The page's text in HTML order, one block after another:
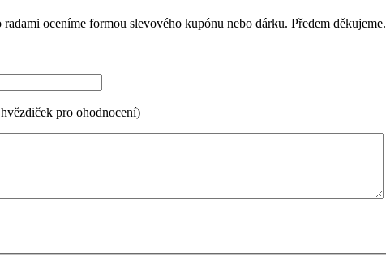
oceníme formou slevového kupónu nebo dárku. Předem děkujeme.
pro ohodnocení)